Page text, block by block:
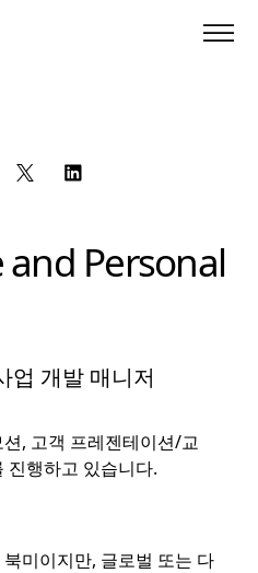
Personal
업 개발 매니저
, 고객 프레젠테이션/교
진행하고 있습니다.
미이지만, 글로벌 또는 다